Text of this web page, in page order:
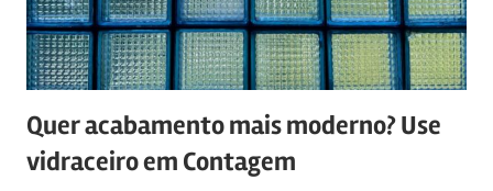
comunicação
ativos
com
seus
vários
Quer acabamento mais moderno? Use
vidraceiro em Contagem